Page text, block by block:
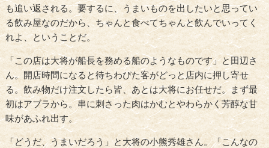
も追い返される。要するに、うまいものを出したいと思ってい
る飲み屋なのだから、ちゃんと食べてちゃんと飲んでいってく
れよ、ということだ。
「この店は大将が船長を務める船のようなものです」と田辺さ
ん。開店時間になると待ちわびた客がどっと店内に押し寄せ
る。飲み物だけ注文したら皆、あとは大将にお任せだ。まず最
初はアブラから。串に刺さった肉はかむとやわらかく芳醇な甘
味があふれ出す。
「どうだ、うまいだろう」と大将の小熊秀雄さん。「こんなの